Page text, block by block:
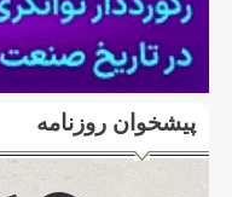
پیشخوان روزنامه